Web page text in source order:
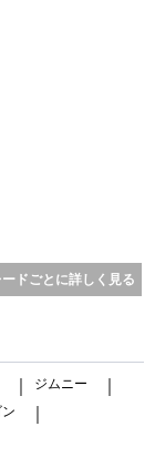
ドごとに詳しく見る
ジムニー